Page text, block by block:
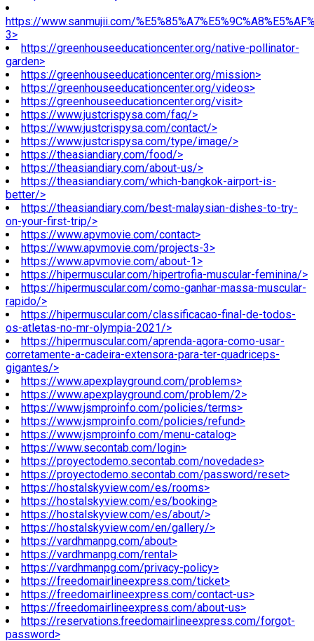
https://www.sanmujii.com/
3>
https://greenhouseeducationcenter.org/native-pollinator-
garden>
https://greenhouseeducationcenter.org/mission>
https://greenhouseeducationcenter.org/videos>
https://greenhouseeducationcenter.org/visit>
https://www.justcrispysa.com/faq/>
https://www.justcrispysa.com/contact/>
https://www.justcrispysa.com/type/image/>
https://theasiandiary.com/food/>
https://theasiandiary.com/about-us/>
https://theasiandiary.com/which-bangkok-airport-is-
better/>
https://theasiandiary.com/best-malaysian-dishes-to-try-
on-your-first-trip/>
https://www.apvmovie.com/contact>
https://www.apvmovie.com/projects-3>
https://www.apvmovie.com/about-1>
https://hipermuscular.com/hipertrofia-muscular-feminina/>
https://hipermuscular.com/como-ganhar-massa-muscular-
rapido/>
https://hipermuscular.com/classificacao-final-de-todos-
os-atletas-no-mr-olympia-2021/>
https://hipermuscular.com/aprenda-agora-como-usar-
corretamente-a-cadeira-extensora-para-ter-quadriceps-
gigantes/>
https://www.apexplayground.com/problems>
https://www.apexplayground.com/problem/2>
https://www.jsmproinfo.com/policies/terms>
https://www.jsmproinfo.com/policies/refund>
https://www.jsmproinfo.com/menu-catalog>
https://www.secontab.com/login>
https://proyectodemo.secontab.com/novedades>
https://proyectodemo.secontab.com/password/reset>
https://hostalskyview.com/es/rooms>
https://hostalskyview.com/es/booking>
https://hostalskyview.com/es/about/>
https://hostalskyview.com/en/gallery/>
https://vardhmanpg.com/about>
https://vardhmanpg.com/rental>
https://vardhmanpg.com/privacy-policy>
https://freedomairlineexpress.com/ticket>
https://freedomairlineexpress.com/contact-us>
https://freedomairlineexpress.com/about-us>
https://reservations.freedomairlineexpress.com/forgot-
password>